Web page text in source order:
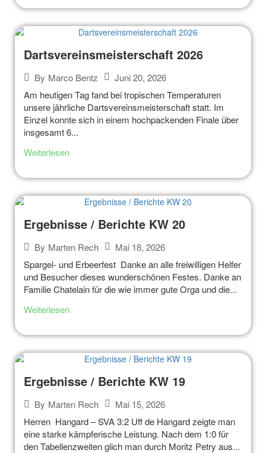
Dartsvereinsmeisterschaft 2026
By Marco Bentz
Juni 20, 2026
Am heutigen Tag fand bei tropischen Temperaturen
unsere jährliche Dartsvereinsmeisterschaft statt. Im
Einzel konnte sich in einem hochpackenden Finale über
insgesamt 6...
Weiterlesen
Ergebnisse / Berichte KW 20
By Marten Rech
Mai 18, 2026
Spargel- und Erbeerfest Danke an alle freiwilligen Helfer
und Besucher dieses wunderschönen Festes. Danke an
Familie Chatelain für die wie immer gute Orga und die...
Weiterlesen
Ergebnisse / Berichte KW 19
By Marten Rech
Mai 15, 2026
Herren Hangard – SVA 3:2 Uff de Hangard zeigte man
eine starke kämpferische Leistung. Nach dem 1:0 für
den Tabellenzweiten glich man durch Moritz Petry aus...